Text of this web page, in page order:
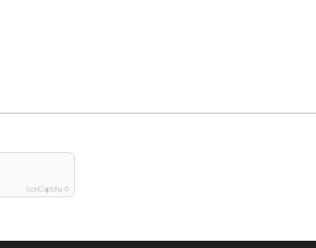
IconCaptcha ©